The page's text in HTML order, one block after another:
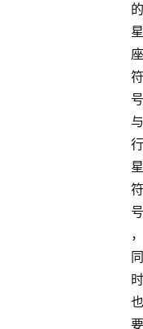
的
星
座
符
号
与
行
星
符
号
，
同
时
也
要